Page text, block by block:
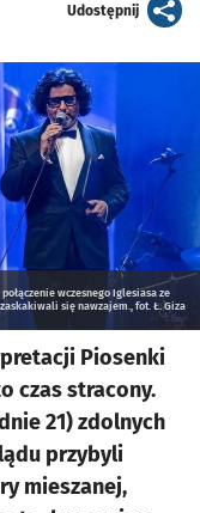
Udostępnijartykuł
wczesnego Iglesiasa ze
się nawzajem., fot. Ł. Giza
Piosenki
czas stracony.
21) zdolnych
przybyli
mieszanej,